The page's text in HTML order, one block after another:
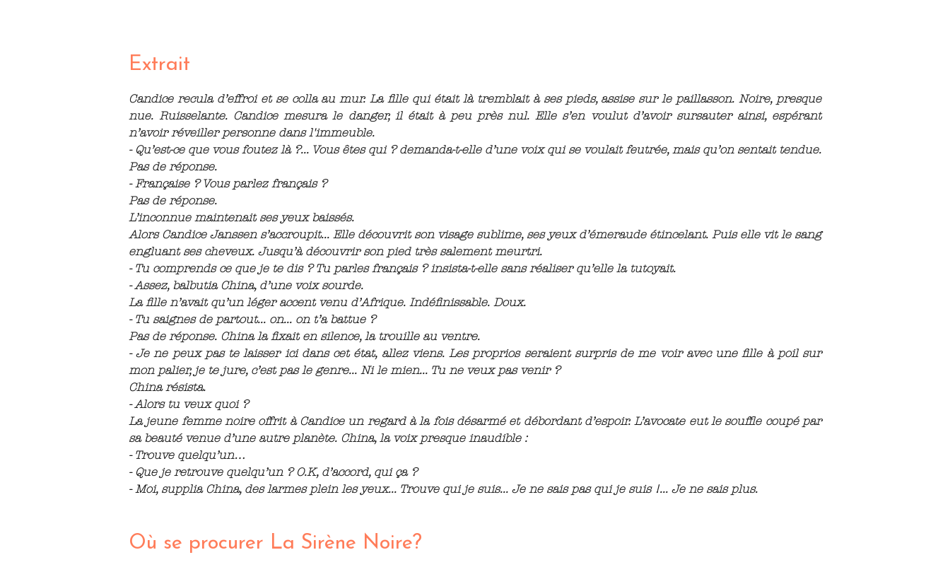
Extrait
Candice recula d’effroi et se colla au mur. La fille qui était là tremblait à ses pieds, assise sur le paillasson. Noire, presque
nue. Ruisselante. Candice mesura le danger, il était à peu près nul. Elle s’en voulut d’avoir sursauter ainsi, espérant
n’avoir réveiller personne dans l'immeuble.
- Qu’est-ce que vous foutez là ?... Vous êtes qui ? demanda-t-elle d’une voix qui se voulait feutrée, mais qu’on sentait tendue.
Pas de réponse.
- Française ? Vous parlez français ?
Pas de réponse.
L’inconnue maintenait ses yeux baissés.
Alors Candice Janssen s’accroupit... Elle découvrit son visage sublime, ses yeux d’émeraude étincelant. Puis elle vit le sang
engluant ses cheveux. Jusqu’à découvrir son pied très salement meurtri.
- Tu comprends ce que je te dis ? Tu parles français ? insista-t-elle sans réaliser qu’elle la tutoyait.
- Assez, balbutia China, d’une voix sourde.
La fille n’avait qu’un léger accent venu d’Afrique. Indéfinissable. Doux.
- Tu saignes de partout... on... on t’a battue ?
Pas de réponse. China la fixait en silence, la trouille au ventre.
- Je ne peux pas te laisser ici dans cet état, allez viens. Les proprios seraient surpris de me voir avec une fille à poil sur
mon palier, je te jure, c’est pas le genre... Ni le mien... Tu ne veux pas venir ?
China résista.
- Alors tu veux quoi ?
La jeune femme noire offrit à Candice un regard à la fois désarmé et débordant d’espoir. L’avocate eut le souffle coupé par
sa beauté venue d’une autre planète. China, la voix presque inaudible :
- Trouve quelqu’un…
- Que je retrouve quelqu’un ? O.K, d’accord, qui ça ?
- Moi, supplia China, des larmes plein les yeux... Trouve qui je suis... Je ne sais pas qui je suis !... Je ne sais plus.
Où se procurer La Sirène Noire?